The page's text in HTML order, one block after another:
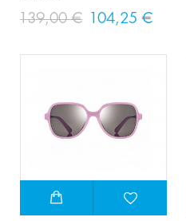
139,00 € 104,25 €